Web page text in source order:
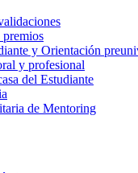
premios
y Orientación
y profesional
del Estudiante
de Mentoring